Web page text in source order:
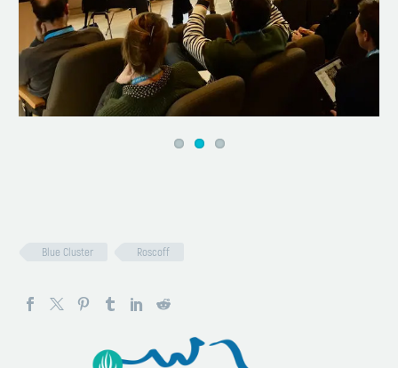
Blue Cluster Roscoff